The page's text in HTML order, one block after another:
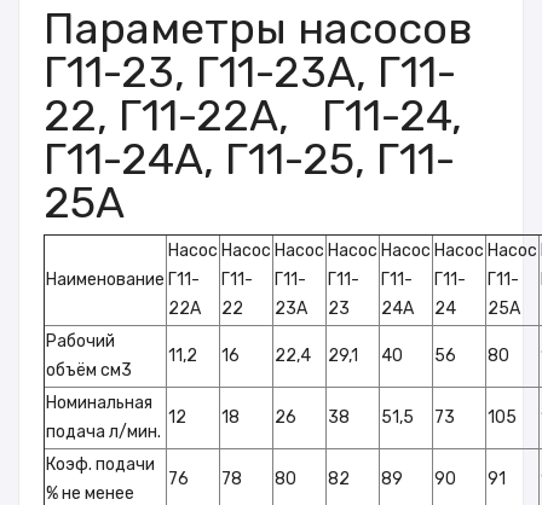
Параметры насосов
Г11-23, Г11-23А, Г11-
22, Г11-22А, Г11-24,
Г11-24А, Г11-25, Г11-
25А
Наименование
Насос
Г11-
22А
Насос
Г11-
22
Насос
Г11-
23А
Насос
Г11-
23
Насос
Г11-
24А
Насос
Г11-
24
Насос
Г11-
25А
Рабочий
объём см3
11,2 16 22,4 29,1 40 56 80
Номинальная
подача л/мин.
12 18 26 38 51,5 73 105
Коэф. подачи
% не менее
76 78 80 82 89 90 91